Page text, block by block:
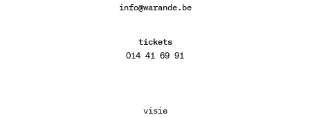
info@warande.be
tickets
014 41 69 91
visie